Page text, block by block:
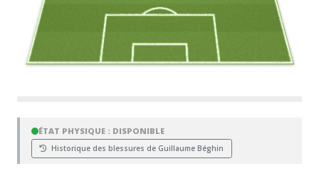
ÉTAT PHYSIQUE : DISPONIBLE
Historique des blessures de Guillaume Béghin